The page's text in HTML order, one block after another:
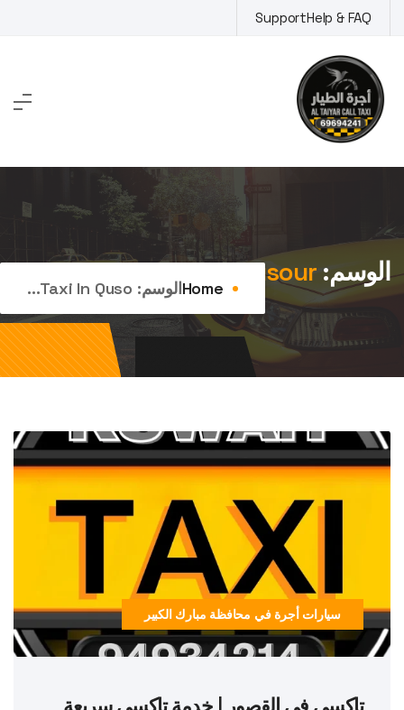
to
content
Help & FAQ
Support
الوسم:taxi in qusour
Homeالوسم: Taxi In Quso...
سيارات أجرة في محافظة مبارك الكبير